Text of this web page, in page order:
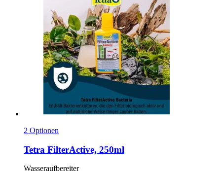
2 Optionen
Tetra FilterActive, 250ml
Wasseraufbereiter